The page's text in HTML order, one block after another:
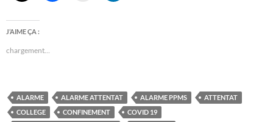
J’AIME ÇA :
chargement…
ALARME ALARME ATTENTAT ALARME PPMS
ATTENTAT
COLLEGE
CONFINEMENT
COVID 19